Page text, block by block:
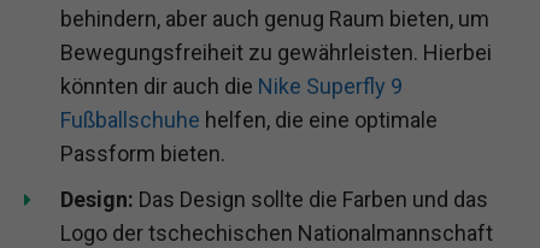
behindern, aber auch genug Raum bieten, um
Bewegungsfreiheit zu gewährleisten. Hierbei
könnten dir auch die Nike Superfly 9
Fußballschuhe helfen, die eine optimale
Passform bieten.
Design: Das Design sollte die Farben und das
Logo der tschechischen Nationalmannschaft